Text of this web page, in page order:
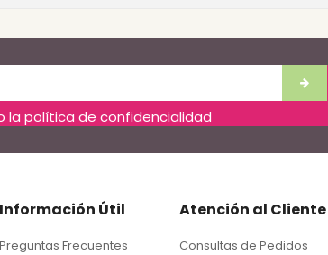
la política de confidencialidad
Información Útil
Preguntas Frecuentes
Atención al Cliente
Consultas de Pedidos